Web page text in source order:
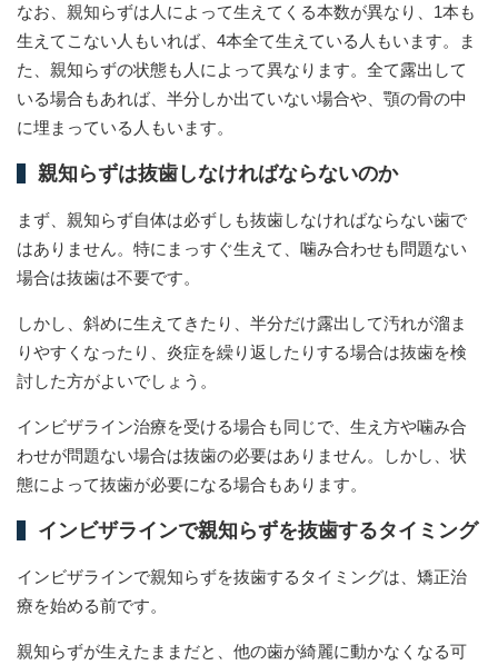
なお、親知らずは人によって生えてくる本数が異なり、1本も
生えてこない人もいれば、4本全て生えている人もいます。ま
た、親知らずの状態も人によって異なります。全て露出して
いる場合もあれば、半分しか出ていない場合や、顎の骨の中
に埋まっている人もいます。
親知らずは抜歯しなければならないのか
まず、親知らず自体は必ずしも抜歯しなければならない歯で
はありません。特にまっすぐ生えて、噛み合わせも問題ない
場合は抜歯は不要です。
しかし、斜めに生えてきたり、半分だけ露出して汚れが溜ま
りやすくなったり、炎症を繰り返したりする場合は抜歯を検
討した方がよいでしょう。
インビザライン治療を受ける場合も同じで、生え方や噛み合
わせが問題ない場合は抜歯の必要はありません。しかし、状
態によって抜歯が必要になる場合もあります。
インビザラインで親知らずを抜歯するタイミング
インビザラインで親知らずを抜歯するタイミングは、矯正治
療を始める前です。
親知らずが生えたままだと、他の歯が綺麗に動かなくなる可